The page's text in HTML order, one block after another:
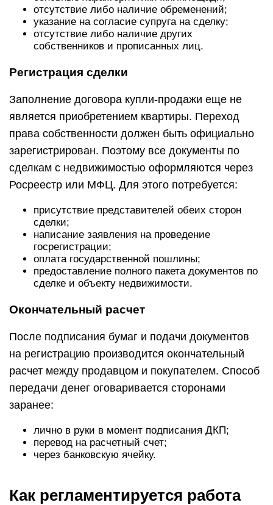
отсутствие либо наличие обременений;
указание на согласие супруга на сделку;
отсутствие либо наличие других
собственников и прописанных лиц.
Регистрация сделки
Заполнение договора купли-продажи еще не
является приобретением квартиры. Переход
права собственности должен быть официально
зарегистрирован. Поэтому все документы по
сделкам с недвижимостью оформляются через
Росреестр или МФЦ. Для этого потребуется:
присутствие представителей обеих сторон
сделки;
написание заявления на проведение
госрегистрации;
оплата государственной пошлины;
предоставление полного пакета документов по
сделке и объекту недвижимости.
Окончательный расчет
После подписания бумаг и подачи документов
на регистрацию производится окончательный
расчет между продавцом и покупателем. Способ
передачи денег оговаривается сторонами
заранее:
лично в руки в момент подписания ДКП;
перевод на расчетный счет;
через банковскую ячейку.
Как регламентируется работа